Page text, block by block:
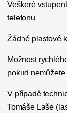
Veškeré
telefonu
Žádné plastové
Možnost
pokud
V případě
Tomáše Laše